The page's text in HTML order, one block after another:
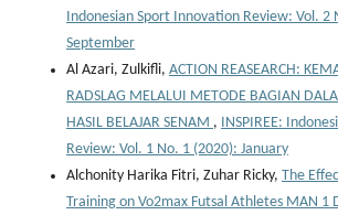
Indonesian Sport Innovation Review: Vol. 2
September
Al Azari, Zulkifli, ACTION REASEARCH:
RADSLAG MELALUI METODE BAGIAN
HASIL BELAJAR SENAM , INSPIREE:
Review: Vol. 1 No. 1 (2020): January
Alchonity Harika Fitri, Zuhar Ricky, The
Training on Vo2max Futsal Athletes MAN 1